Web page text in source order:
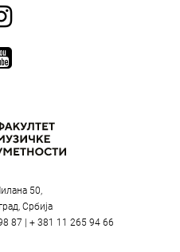
50,
Србија
87 | + 381 11 265 94 66